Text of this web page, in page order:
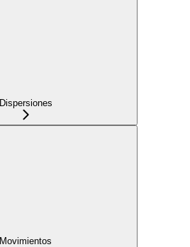
Dispersiones
Movimientos